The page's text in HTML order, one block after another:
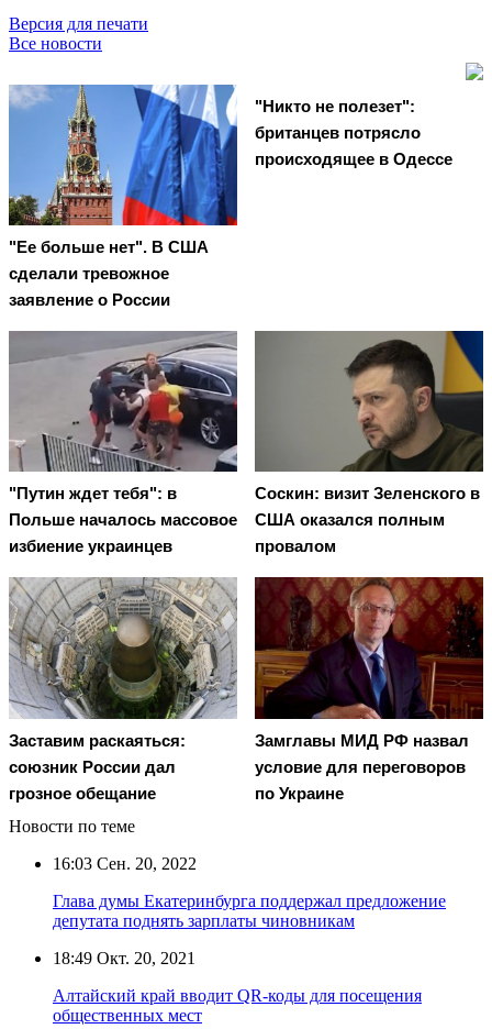
Версия для печати
Все новости
"Ее больше нет". В США
сделали тревожное
заявление о России
"Никто не полезет":
британцев потрясло
происходящее в Одессе
"Путин ждет тебя": в
Польше началось массовое
избиение украинцев
Соскин: визит Зеленского в
США оказался полным
провалом
Заставим раскаяться:
союзник России дал
грозное обещание
Замглавы МИД РФ назвал
условие для переговоров
по Украине
Новости по теме
16:03 Сен. 20, 2022
Глава думы Екатеринбурга поддержал предложение
депутата поднять зарплаты чиновникам
18:49 Окт. 20, 2021
Алтайский край вводит QR-коды для посещения
общественных мест